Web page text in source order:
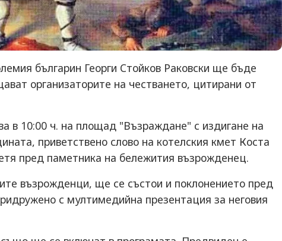
българин Георги Стойков Раковски ще бъде
организаторите на честването, цитирани от
в 10:00 ч. на площад "Възраждане" с издигане на
приветствено слово на котелския кмет Коста
пред паметника на бележития възрожденец.
възрожденци, ще се състои и поклонението пред
с мултимедийна презентация за неговия